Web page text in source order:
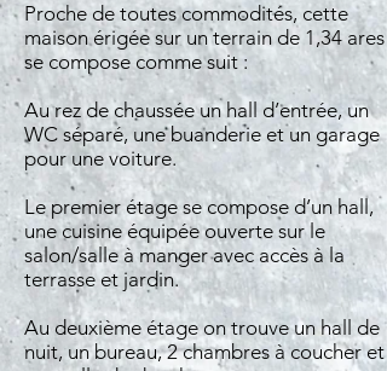
Proche de toutes commodités, cette
maison érigée sur un terrain de 1,34 ares
se compose comme suit :
Au rez de chaussée un hall d’entrée, un
WC séparé, une buanderie et un garage
pour une voiture.
Le premier étage se compose d’un hall,
une cuisine équipée ouverte sur le
salon/salle à manger avec accès à la
terrasse et jardin.
Au deuxième étage on trouve un hall de
nuit, un bureau, 2 chambres à coucher et